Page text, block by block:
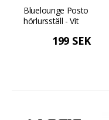
Bluelounge Posto
hörlursställ - Vit
199 SEK